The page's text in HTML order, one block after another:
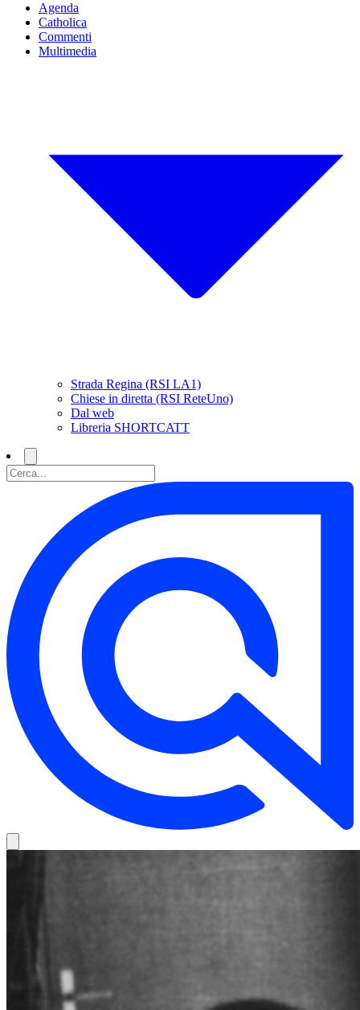
Agenda
Catholica
Commenti
Multimedia
Strada Regina (RSI LA1)
Chiese in diretta (RSI ReteUno)
Dal web
Libreria SHORTCATT